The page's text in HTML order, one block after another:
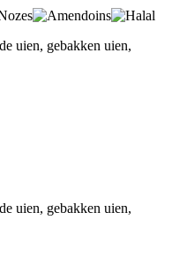
uien, gebakken uien,
uien, gebakken uien,